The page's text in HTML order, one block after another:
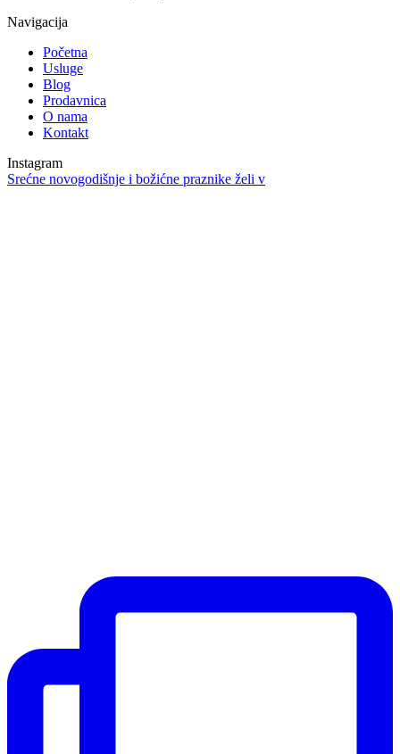
Navigacija
Početna
Usluge
Blog
Prodavnica
O nama
Kontakt
Instagram
Srećne novogodišnje i božićne praznike želi v